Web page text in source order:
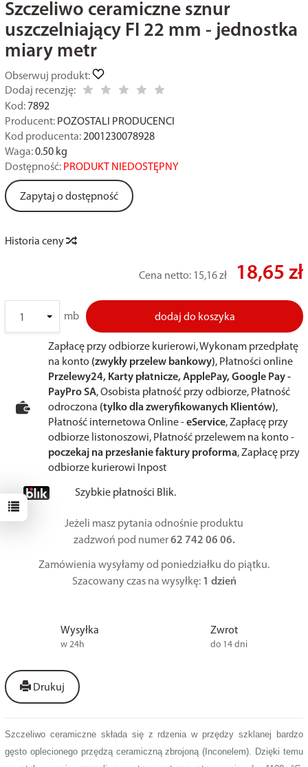
Szczeliwo ceramiczne sznur
uszczelniający FI 22 mm - jednostka
miary metr
Obserwuj produkt:
Dodaj recenzję:
Kod: 7892
Producent: POZOSTALI PRODUCENCI
Kod producenta: 2001230078928
Waga: 0.50kg
Dostępność: PRODUKT NIEDOSTĘPNY
Zapytaj o dostępność
Historia ceny
Cena netto: 15,16 zł 18,65 zł
mb dodaj do koszyka
Zapłacę przy odbiorze kurierowi, Wykonam przedpłatę
na konto (zwykły przelew bankowy), Płatności online
Przelewy24, Karty płatnicze, ApplePay, Google Pay -
PayPro SA, Osobista płatność przy odbiorze, Płatność
odroczona (tylko dla zweryfikowanych Klientów),
Płatność internetowa Online -eService, Zapłacę przy
odbiorze listonoszowi, Płatność przelewem na konto -
poczekaj na przesłanie faktury proforma, Zapłacę przy
odbiorze kurierowi Inpost
Szybkie płatności Blik.
Jeżeli masz pytania odnośnie produktu
zadzwoń pod numer62 742 06 06.
Zamówienia wysyłamy od poniedziałku do piątku.
Szacowany czas na wysyłkę: 1 dzień
Wysyłka
w 24h
Zwrot
do 14 dni
Drukuj
Szczeliwo ceramiczne składa się z rdzenia w przędzy szklanej bardzo
gęsto oplecionego przędzą ceramiczną zbrojoną (Inconelem). Dzięki temu